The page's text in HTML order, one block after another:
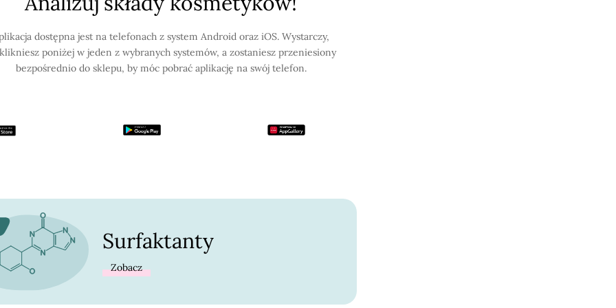
dostępna jest na telefonach z system Android oraz iOS. Wystarczy,
poniżej w jeden z wybranych systemów, a zostaniesz przeniesiony
bezpośrednio do sklepu, by móc pobrać aplikację na swój telefon.
Surfaktanty
Zobacz